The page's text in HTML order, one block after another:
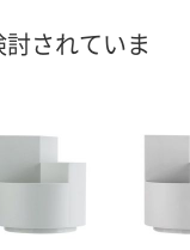
されていま